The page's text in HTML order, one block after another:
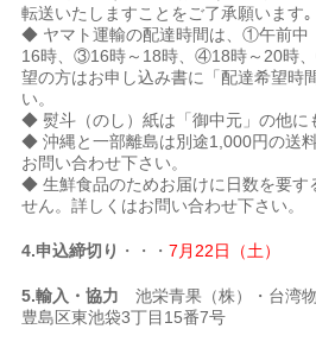
転送いたしますことをご了承願います｡
◆ ヤマト運輸の配達時間は、①午前中
16時、③16時～18時、④18時～20時
望の方はお申し込み書に「配達希望時
い。
◆ 熨斗（のし）紙は「御中元」の他に
◆ 沖縄と一部離島は別途1,000円の送
お問い合わせ下さい。
◆ 生鮮食品のためお届けに日数を要す
せん。詳しくはお問い合わせ下さい。
4.申込締切り ・・・7月22日（土）
5.輸入・協力 池栄青果（株）・台湾
豊島区東池袋3丁目15番7号